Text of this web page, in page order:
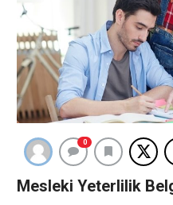
0
Mesleki Yeterlilik